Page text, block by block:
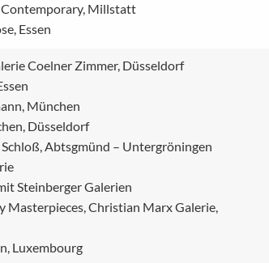
Contemporary, Millstatt
Essen
Coelner Zimmer, Düsseldorf
München
Düsseldorf
Abtsgmünd – Untergröningen
Steinberger Galerien
Masterpieces, Christian Marx Galerie,
Luxembourg